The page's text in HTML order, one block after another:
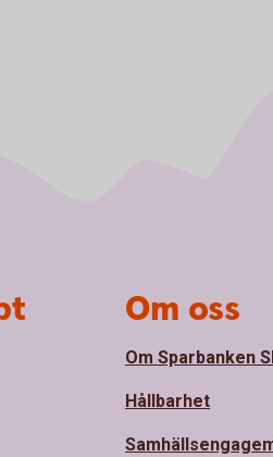
Om oss
Om Sparbanken
Hållbarhet